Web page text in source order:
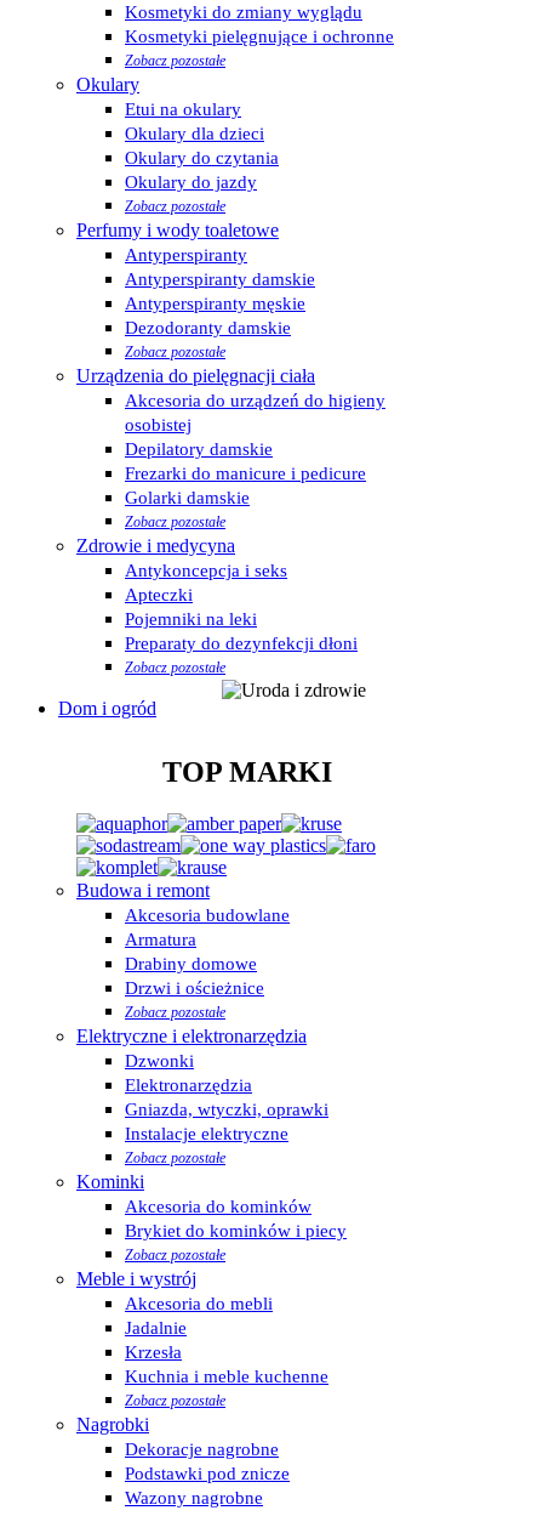
Kosmetyki do zmiany wyglądu
Kosmetyki pielęgnujące i ochronne
Zobacz pozostałe
Okulary
Etui na okulary
Okulary dla dzieci
Okulary do czytania
Okulary do jazdy
Zobacz pozostałe
Perfumy i wody toaletowe
Antyperspiranty
Antyperspiranty damskie
Antyperspiranty męskie
Dezodoranty damskie
Zobacz pozostałe
Urządzenia do pielęgnacji ciała
Akcesoria do urządzeń do higieny
osobistej
Depilatory damskie
Frezarki do manicure i pedicure
Golarki damskie
Zobacz pozostałe
Zdrowie i medycyna
Antykoncepcja i seks
Apteczki
Pojemniki na leki
Preparaty do dezynfekcji dłoni
Zobacz pozostałe
Dom i ogród
TOP MARKI
Budowa i remont
Akcesoria budowlane
Armatura
Drabiny domowe
Drzwi i ościeżnice
Zobacz pozostałe
Elektryczne i elektronarzędzia
Dzwonki
Elektronarzędzia
Gniazda, wtyczki, oprawki
Instalacje elektryczne
Zobacz pozostałe
Kominki
Akcesoria do kominków
Brykiet do kominków i piecy
Zobacz pozostałe
Meble i wystrój
Akcesoria do mebli
Jadalnie
Krzesła
Kuchnia i meble kuchenne
Zobacz pozostałe
Nagrobki
Dekoracje nagrobne
Podstawki pod znicze
Wazony nagrobne